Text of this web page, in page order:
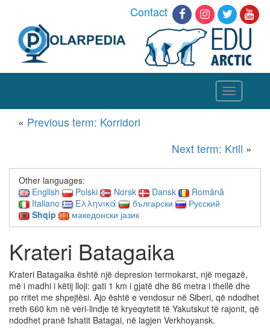
Contact
Toggle
navigation
« Previous term: Korridori
Next term: Krill »
Other languages:
English
Polski Norsk Dansk
Română
Italiano
Ελληνικά български
Русский
Shqip
македонски јазик
Krateri Batagaika
Krateri Batagaika është një depresion termokarst, një megazë,
më i madhi i këtij lloji: gati 1 km i gjatë dhe 86 metra i thellë dhe
po rritet me shpejtësi. Ajo është e vendosur në Siberi, që ndodhet
rreth 660 km në veri-lindje të kryeqytetit të Yakutskut të rajonit, që
ndodhet pranë fshatit Batagai, në lagjen Verkhoyansk.